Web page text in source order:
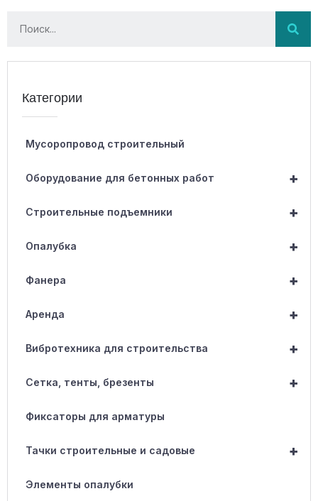
Категории
Мусоропровод строительный
+
Оборудование для бетонных работ
+
Строительные подъемники
+
Опалубка
+
Фанера
+
Аренда
+
Вибротехника для строительства
+
Сетка, тенты, брезенты
Фиксаторы для арматуры
+
Тачки строительные и садовые
Элементы опалубки